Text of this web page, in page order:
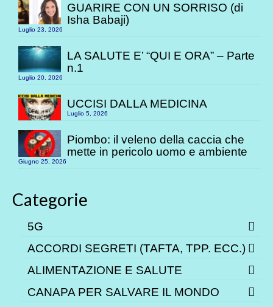
GUARIRE CON UN SORRISO (di
Isha Babaji)
Luglio 23, 2026
LA SALUTE E’ “QUI E ORA” – Parte
n.1
Luglio 20, 2026
UCCISI DALLA MEDICINA
Luglio 5, 2026
Piombo: il veleno della caccia che
mette in pericolo uomo e ambiente
Giugno 25, 2026
Categorie
5G
ACCORDI SEGRETI (TAFTA, TPP. ECC.)
ALIMENTAZIONE E SALUTE
CANAPA PER SALVARE IL MONDO